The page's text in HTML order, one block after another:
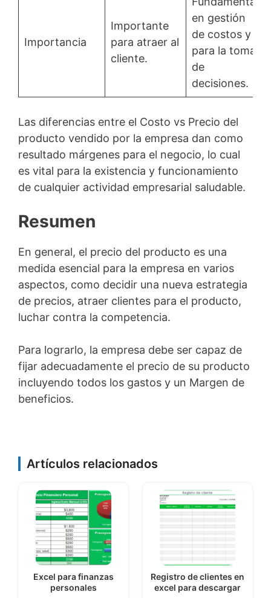
Importancia
Importante
para atraer al
cliente.
en gestión
de costos y
para la toma
de
decisiones.
Las diferencias entre el Costo vs Precio del
producto vendido por la empresa dan como
resultado márgenes para el negocio, lo cual
es vital para la existencia y funcionamiento
de cualquier actividad empresarial saludable.
Resumen
En general, el precio del producto es una
medida esencial para la empresa en varios
aspectos, como decidir una nueva estrategia
de precios, atraer clientes para el producto,
luchar contra la competencia.
Para lograrlo, la empresa debe ser capaz de
fijar adecuadamente el precio de su producto
incluyendo todos los gastos y un Margen de
beneficios.
Artículos relacionados
Excel para finanzas
personales
Registro de clientes en
excel para descargar